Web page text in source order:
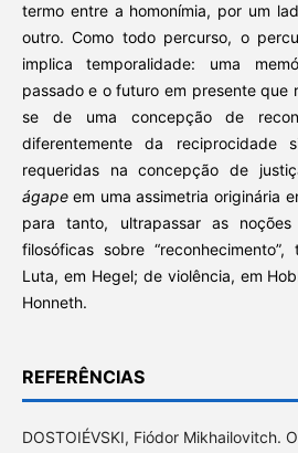
termo entre a homonímia, por um
outro. Como todo percurso, o
implica temporalidade: uma
passado e o futuro em presente que
se de uma concepção de
diferentemente da reciprocidade
requeridas na concepção de
ágapeem uma assimetria originária
para tanto, ultrapassar as
filosóficas sobre
Luta, em Hegel; de violência, em
Honneth.
REFERÊNCIAS
DOSTOIÉVSKI, Fiódor Mikhailovitch.